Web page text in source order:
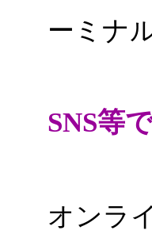
ーミナ
SNS等
オンラ